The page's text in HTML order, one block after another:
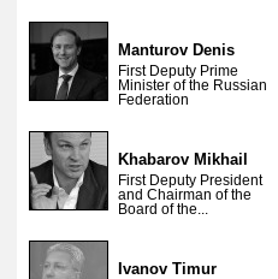
Manturov Denis
First Deputy Prime
Minister of the Russian
Federation
Khabarov Mikhail
First Deputy President
and Chairman of the
Board of the...
Ivanov Timur